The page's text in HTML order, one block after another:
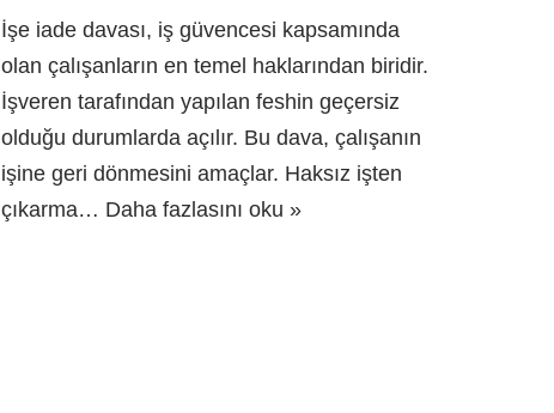
İşe iade davası, iş güvencesi kapsamında
olan çalışanların en temel haklarından biridir.
İşveren tarafından yapılan feshin geçersiz
olduğu durumlarda açılır. Bu dava, çalışanın
işine geri dönmesini amaçlar. Haksız işten
çıkarma… Daha fazlasını oku »